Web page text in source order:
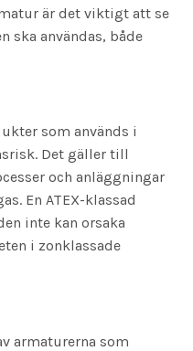
är det viktigt att se
ska användas, både
som används i
Det gäller till
och anläggningar
En ATEX-klassad
inte kan orsaka
i zonklassade
armaturerna som